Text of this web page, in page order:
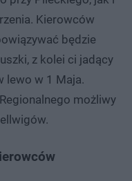
Kierowców
będzie
z kolei ci jadący
lewo w 1 Maja.
możliwy